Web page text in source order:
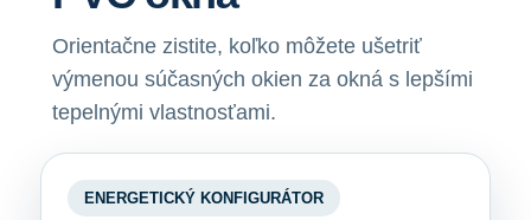
Orientačne zistite, koľko môžete ušetriť
výmenou súčasných okien za okná s lepšími
tepelnými vlastnosťami.
ENERGETICKÝ KONFIGURÁTOR